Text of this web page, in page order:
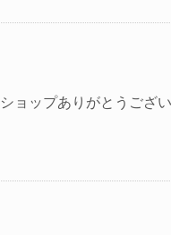
ョップありがとうござい